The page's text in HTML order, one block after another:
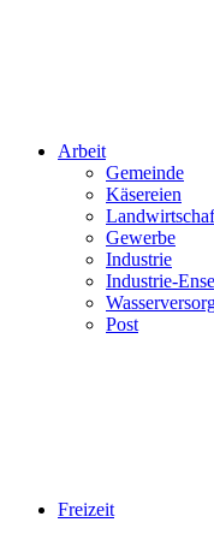
Arbeit
Gemeinde
Käsereien
Gewerbe
Industrie
Industrie-
Post
Freizeit